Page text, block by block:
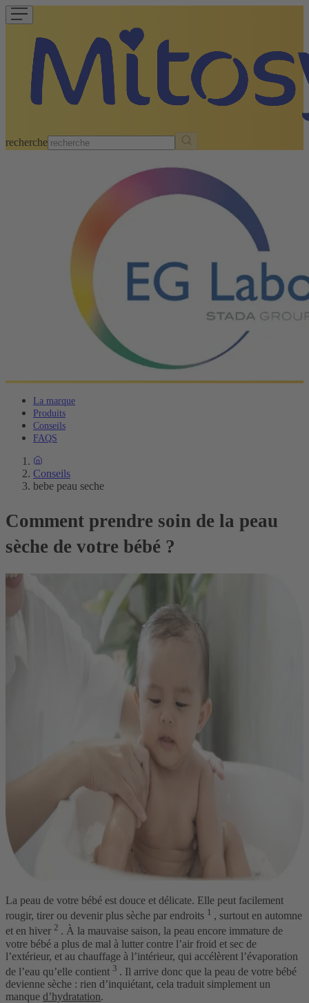
recherche
La marque
Produits
Conseils
FAQS
Conseils
bebe peau seche
Comment prendre soin de la peau
sèche de votre bébé ?
La peau de votre bébé est douce et délicate. Elle peut facilement
rougir, tirer ou devenir plus sèche par endroits 1 , surtout en automne
et en hiver 2 . À la mauvaise saison, la peau encore immature de
votre bébé a plus de mal à lutter contre l’air froid et sec de
l’extérieur, et au chauffage à l’intérieur, qui accélèrent l’évaporation
de l’eau qu’elle contient 3 . Il arrive donc que la peau de votre bébé
devienne sèche : rien d’inquiétant, cela traduit simplement un
manque d’hydratation.